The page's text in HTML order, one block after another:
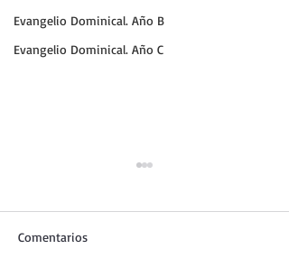
Evangelio Dominical. Año B
Evangelio Dominical. Año C
Comentarios